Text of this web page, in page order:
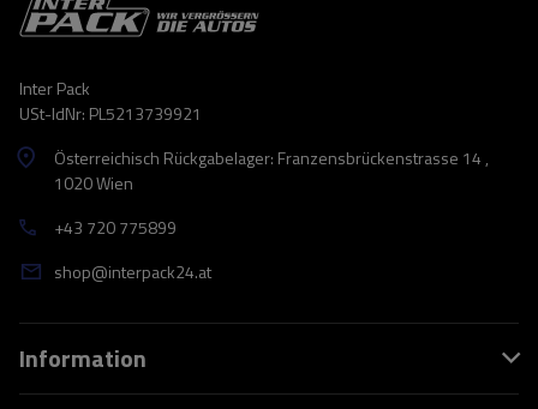
Inter Pack
USt-IdNr: PL5213739921
Österreichisch Rückgabelager: Franzensbrückenstrasse 14 ,
1020 Wien
+43 720 775899
shop@interpack24.at
Information